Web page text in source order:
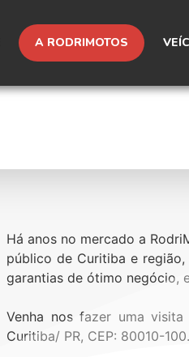
A RODRIMOTOS
Há anos no mercado a
público de Curitiba e
garantias de ótimo negócio,
Venha nos fazer uma
Curitiba/ PR, CEP: 80010-100.